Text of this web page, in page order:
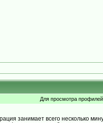
Для просмотра
занимает всего несколько